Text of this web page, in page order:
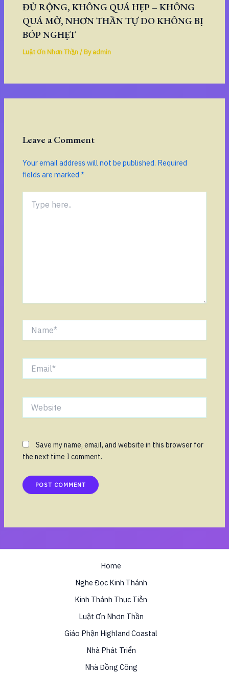
ĐỦ RỘNG, KHÔNG QUÁ HẸP – KHÔNG
QUÁ MỞ, NHƠN THẦN TỰ DO KHÔNG BỊ
BÓP NGHẸT
Luật Ơn Nhơn Thần/ Byadmin
Leave a Comment
Your email address will not be published. Required
fields are marked*
here..
Save my name, email, and website in this browser for
the next time I comment.
Home
Nghe Đọc Kinh Thánh
Kinh Thánh Thực Tiễn
Luật Ơn Nhơn Thần
Giáo Phận Highland Coastal
Nhà Phát Triển
Nhà Đồng Công